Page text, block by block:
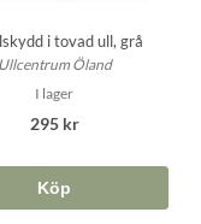
i tovad ull, grå
Ullcentrum Öland
I lager
295 kr
Köp